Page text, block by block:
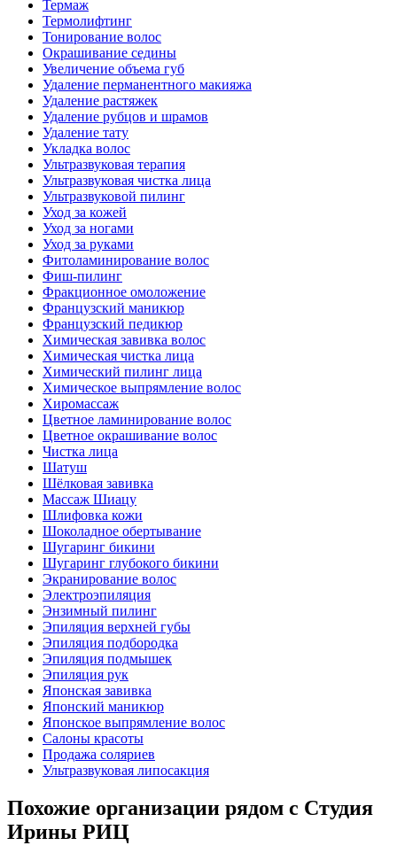
Термаж
Термолифтинг
Тонирование волос
Окрашивание седины
Увеличение объема губ
Удаление перманентного макияжа
Удаление растяжек
Удаление рубцов и шрамов
Удаление тату
Укладка волос
Ультразвуковая терапия
Ультразвуковая чистка лица
Ультразвуковой пилинг
Уход за кожей
Уход за ногами
Уход за руками
Фитоламинирование волос
Фиш-пилинг
Фракционное омоложение
Французский маникюр
Французский педикюр
Химическая завивка волос
Химическая чистка лица
Химический пилинг лица
Химическое выпрямление волос
Хиромассаж
Цветное ламинирование волос
Цветное окрашивание волос
Чистка лица
Шатуш
Шёлковая завивка
Массаж Шиацу
Шлифовка кожи
Шоколадное обертывание
Шугаринг бикини
Шугаринг глубокого бикини
Экранирование волос
Электроэпиляция
Энзимный пилинг
Эпиляция верхней губы
Эпиляция подбородка
Эпиляция подмышек
Эпиляция рук
Японская завивка
Японский маникюр
Японское выпрямление волос
Салоны красоты
Продажа соляриев
Ультразвуковая липосакция
Похожие организации рядом с Студия
Ирины РИЦ